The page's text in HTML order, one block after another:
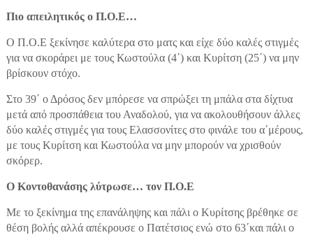
Πιο απειλητικός ο Π.Ο.Ε…
Ο Π.Ο.Ε ξεκίνησε καλύτερα στο ματς και είχε δύο καλές στιγμές
για να σκοράρει με τους Κωστούλα (4΄) και Κυρίτση (25΄) να μην
βρίσκουν στόχο.
Στο 39΄ ο Δρόσος δεν μπόρεσε να σπρώξει τη μπάλα στα δίχτυα
μετά από προσπάθεια του Αναδολού, για να ακολουθήσουν άλλες
δύο καλές στιγμές για τους Ελασσονίτες στο φινάλε του α΄μέρους,
με τους Κυρίτση και Κωστούλα να μην μπορούν να χρισθούν
σκόρερ.
Ο Κοντοθανάσης λύτρωσε… τον Π.Ο.Ε
Με το ξεκίνημα της επανάληψης και πάλι ο Κυρίτσης βρέθηκε σε
θέση βολής αλλά απέκρουσε ο Πατέτσιος ενώ στο 63΄και πάλι ο